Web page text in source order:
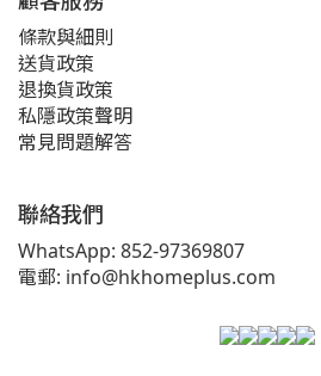
條款與細則
送貨政策
退換貨政策
私隱政策聲明
常見問題解答
聯絡我們
WhatsApp: 852-97369807
電郵: info@hkhomeplus.com